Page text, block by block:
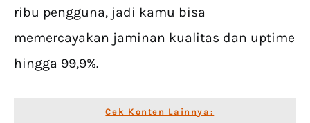
ribu pengguna, jadi kamu bisa
memercayakan jaminan kualitas dan uptime
hingga 99,9%.
Cek Konten Lainnya: